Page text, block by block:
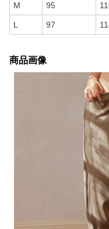
M 95
L 97
商品画像